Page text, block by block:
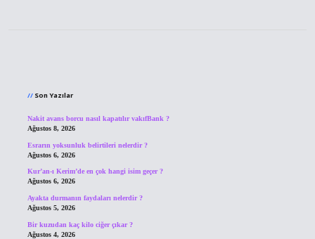
Son Yazılar
Nakit avans borcu nasıl kapatılır vakıfBank ?
Ağustos 8, 2026
Esrarın yoksunluk belirtileri nelerdir ?
Ağustos 6, 2026
Kur’an-ı Kerim’de en çok hangi isim geçer ?
Ağustos 6, 2026
Ayakta durmanın faydaları nelerdir ?
Ağustos 5, 2026
Bir kuzudan kaç kilo ciğer çıkar ?
Ağustos 4, 2026